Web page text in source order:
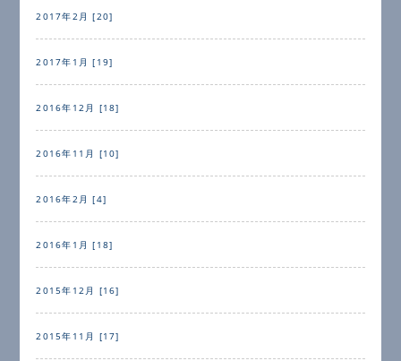
2017年2月 [20]
2017年1月 [19]
2016年12月 [18]
2016年11月 [10]
2016年2月 [4]
2016年1月 [18]
2015年12月 [16]
2015年11月 [17]